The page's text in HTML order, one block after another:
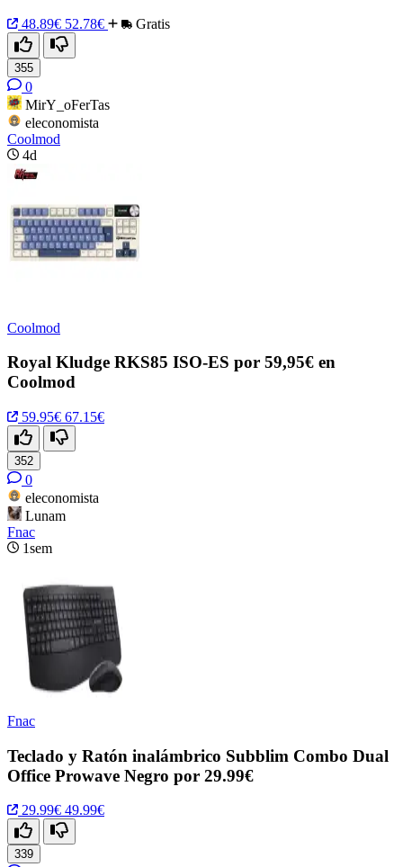
48.89€ 52.78€ Gratis
355
0
MirY_oFerTas
eleconomista
Coolmod
4d
Coolmod
Royal Kludge RKS85 ISO-ES por 59,95€ en
Coolmod
59.95€ 67.15€
352
0
eleconomista
Lunam
Fnac
1sem
Fnac
Teclado y Ratón inalámbrico Subblim Combo Dual
Office Prowave Negro por 29.99€
29.99€ 49.99€
339